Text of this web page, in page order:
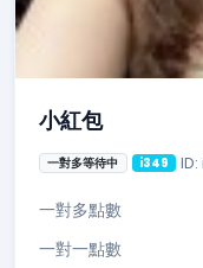
小紅包
一對多等待中 i349
一對多點數
一對一點數